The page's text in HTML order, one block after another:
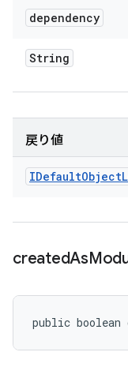
dependency
String
戻り値
IDefaultObject
createdAs
public boolean